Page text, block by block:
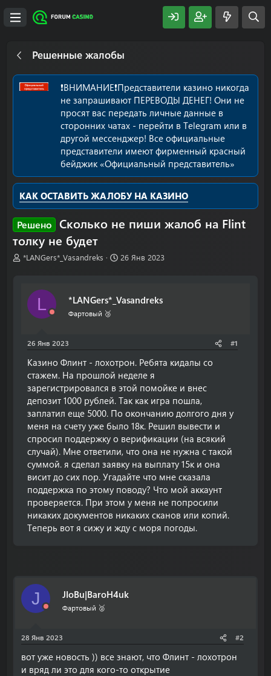
Решенные жалобы
❗️ВНИМАНИЕ❗️Представители казино никогда
не запрашивают ПЕРЕВОДЫ ДЕНЕГ! Они не
просят вас передать личные данные в
сторонних чатах - перейти в Telegram или в
другой мессенджер! Все официальные
представители имеют фирменный красный
бейджик «Официальный представитель»
КАК ОСТАВИТЬ ЖАЛОБУ НА КАЗИНО
Решено
Сколько не пиши жалоб на Flint
толку не будет
А
ы
*LANGers*_Vasandreks
Д
н
26 Янв 2023
L *LANGers*_Vasandreks
Фартовый 🥉
26 Янв 2023 #1
Казино Флинт - лохотрон. Ребята кидалы со
стажем. На прошлой неделе я
зарегистрировался в этой помойке и внес
депозит 1000 рублей. Так как игра пошла,
заплатил еще 5000. По окончанию долгого дня у
меня на счету уже было 18к. Решил вывести и
спросил поддержку о верификации (на всякий
случай). Мне ответили, что она не нужна с такой
суммой. я сделал заявку на выплату 15к и она
висит до сих пор. Угадайте что мне сказала
поддержка по этому поводу? Что мой аккаунт
проверяется. При этом у меня не попросили
никаких документов никаких сканов или копий.
Теперь вот я сижу и жду с моря погоды.
J JIoBu|BaroH4uk
Фартовый 🥈
28 Янв 2023 #2
вот уже новость )) все знают, что Флинт - лохотрон
и вряд ли это для кого-то открытие